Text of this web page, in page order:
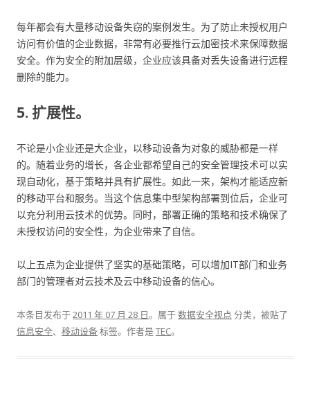
每年都会有大量移动设备失窃的案例发生。为了防止未授权用户
访问有价值的企业数据，非常有必要推行云加密技术来保障数据
安全。作为安全的附加层级，企业应该具备对丢失设备进行远程
删除的能力。
5. 扩展性。
不论是小企业还是大企业，以移动设备为对象的威胁都是一样
的。随着业务的增长，各企业都希望自己的安全管理技术可以实
现自动化，基于策略并具有扩展性。如此一来，架构才能适应新
的移动平台和服务。当这个信息集中型架构部署到位后，企业可
以充分利用云技术的优势。同时，部署正确的策略和技术确保了
未授权访问的安全性，为企业带来了自信。
以上五点为企业提供了坚实的基础策略，可以增加IT部门和业务
部门的管理者对云技术及云中移动设备的信心。
本条目发布于2011 年 07 月 28 日。属于数据安全视点 分类，被贴了
信息安全、 移动设备标签。 作者是TEC。